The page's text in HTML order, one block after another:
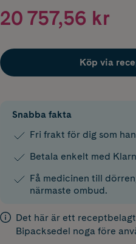
20 757,56 kr
Köp via
Snabba fakta
Fri frakt för dig som
Betala enkelt med
Få medicinen till
närmaste ombud.
Det här är ett
Bipacksedel noga före